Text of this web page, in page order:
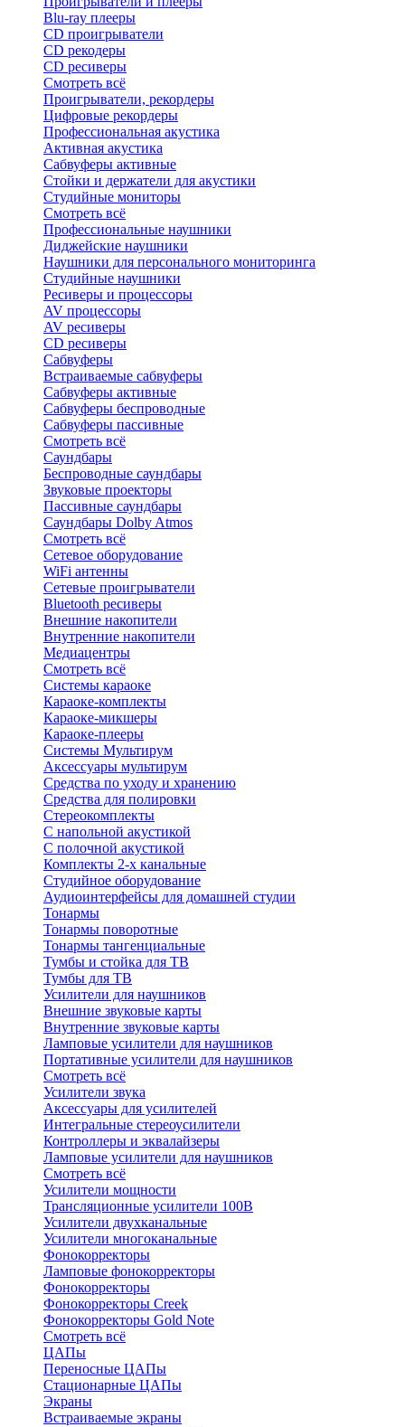
Blu-ray плееры
CD проигрыватели
CD рекодеры
CD ресиверы
Смотреть всё
Проигрыватели, рекордеры
Цифровые рекордеры
Профессиональная акустика
Активная акустика
Сабвуферы активные
Стойки и держатели для акустики
Студийные мониторы
Смотреть всё
Профессиональные наушники
Диджейские наушники
Наушники для персонального мониторинга
Студийные наушники
Ресиверы и процессоры
AV процессоры
AV ресиверы
CD ресиверы
Сабвуферы
Встраиваемые сабвуферы
Сабвуферы активные
Сабвуферы беспроводные
Сабвуферы пассивные
Смотреть всё
Саундбары
Беспроводные саундбары
Звуковые проекторы
Пассивные саундбары
Саундбары Dolby Atmos
Смотреть всё
Сетевое оборудование
WiFi антенны
Сетевые проигрыватели
Bluetooth ресиверы
Внешние накопители
Внутренние накопители
Медиацентры
Смотреть всё
Системы караоке
Караоке-комплекты
Караоке-микшеры
Караоке-плееры
Системы Мультирум
Аксессуары мультирум
Средства по уходу и хранению
Средства для полировки
Стереокомплекты
C напольной акустикой
C полочной акустикой
Комплекты 2-х канальные
Студийное оборудование
Аудиоинтерфейсы для домашней студии
Тонармы
Тонармы поворотные
Тонармы тангенциальные
Тумбы и стойка для ТВ
Тумбы для ТВ
Усилители для наушников
Внешние звуковые карты
Внутренние звуковые карты
Ламповые усилители для наушников
Портативные усилители для наушников
Смотреть всё
Усилители звука
Аксессуары для усилителей
Интегральные стереоусилители
Контроллеры и эквалайзеры
Ламповые усилители для наушников
Смотреть всё
Усилители мощности
Трансляционные усилители 100В
Усилители двухканальные
Усилители многоканальные
Фонокорректоры
Ламповые фонокорректоры
Фонокорректоры
Фонокорректоры Creek
Фонокорректоры Gold Note
Смотреть всё
ЦАПы
Переносные ЦАПы
Стационарные ЦАПы
Экраны
Встраиваемые экраны